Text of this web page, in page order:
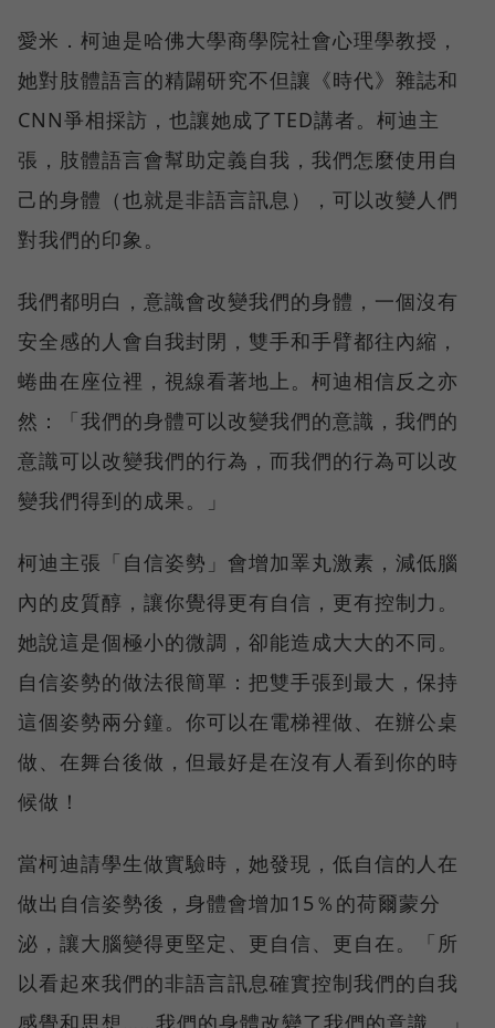
愛米．柯迪是哈佛大學商學院社會心理學教授，
她對肢體語言的精闢研究不但讓《時代》雜誌和
CNN爭相採訪，也讓她成了TED講者。柯迪主
張，肢體語言會幫助定義自我，我們怎麼使用自
己的身體（也就是非語言訊息），可以改變人們
對我們的印象。
我們都明白，意識會改變我們的身體，一個沒有
安全感的人會自我封閉，雙手和手臂都往內縮，
蜷曲在座位裡，視線看著地上。柯迪相信反之亦
然：「我們的身體可以改變我們的意識，我們的
意識可以改變我們的行為，而我們的行為可以改
變我們得到的成果。」
柯迪主張「自信姿勢」會增加睪丸激素，減低腦
內的皮質醇，讓你覺得更有自信，更有控制力。
她說這是個極小的微調，卻能造成大大的不同。
自信姿勢的做法很簡單：把雙手張到最大，保持
這個姿勢兩分鐘。你可以在電梯裡做、在辦公桌
做、在舞台後做，但最好是在沒有人看到你的時
候做！
當柯迪請學生做實驗時，她發現，低自信的人在
做出自信姿勢後，身體會增加15％的荷爾蒙分
泌，讓大腦變得更堅定、更自信、更自在。「所
以看起來我們的非語言訊息確實控制我們的自我
感覺和思想……我們的身體改變了我們的意識。」